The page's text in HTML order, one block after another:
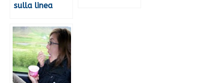
sulla linea